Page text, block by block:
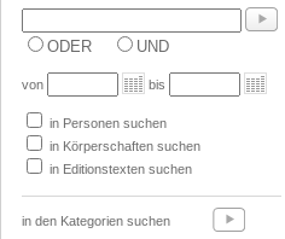
ODER UND
von bis
in Personen suchen
in Körperschaften suchen
in Editionstexten suchen
in den Kategorien suchen